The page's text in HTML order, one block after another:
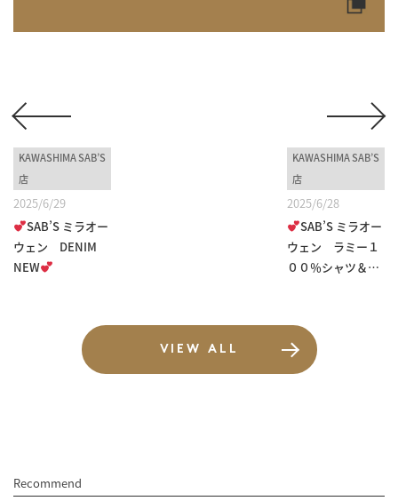
KAWASHIMA SAB’S
店
2025/6/29
SAB’S ミラオー
ウェン DENIM
NEW
KAWASHIMA SAB’S
店
2025/6/28
SAB’S ミラオー
ウェン ラミー１
００％シャツ＆
VIEW ALL
Recommend